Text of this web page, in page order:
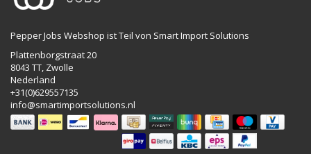
Pepper Jobs Webshop ist Teil von Smart Import Solutions
Plattenborgstraat 20
8043 TT, Zwolle
Nederland
+31(0)629557135
info@smartimportsolutions.nl